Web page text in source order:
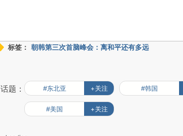
标签： 朝韩第三次首脑峰会：离和平还有多远
话题： #东北亚 +关注 #韩国
#美国 +关注